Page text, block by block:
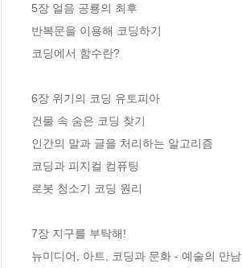
5장 얼음 공룡의 최후
반복문을 이용해 코딩하기
코딩에서 함수란?
6장 위기의 코딩 유토피아
건물 속 숨은 코딩 찾기
인간의 말과 글을 처리하는 알고리즘
코딩과 피지컬 컴퓨팅
로봇 청소기 코딩 원리
7장 지구를 부탁해!
뉴미디어, 아트, 코딩과 문화 - 예술의 만남